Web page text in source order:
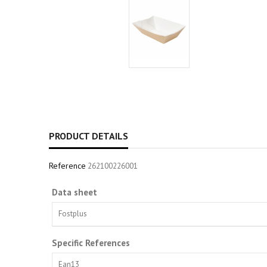
PRODUCT DETAILS
Reference 262100226001
Data sheet
Fostplus
Specific References
Ean13